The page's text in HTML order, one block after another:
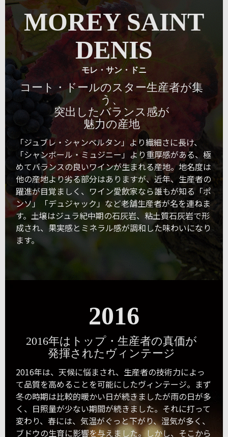
MOREY SAINT
DENIS
モレ・サン・ドニ
コート・ドールのスター生産者が集
う、
突出したバランス感が
魅力の産地
「ジュブレ・シャンベルタン」より繊細さに長け、
「シャンボール・ミュジニー」より重厚感がある、極
めてバランスの良いワインが生まれる産地。地名度は
他の産地より劣る部分はありますが、近年、生産者の
躍進が目覚ましく、ワイン愛飲家なら誰もが知る「ポ
ンソ」「デュジャック」など老舗生産者が名を連ねま
す。土壌はジュラ紀中期の石灰岩、粘土質石灰岩で形
成され、果実感とミネラル感が調和した味わいになり
ます。
2016
2016年はトップ・生産者の真価が
発揮されたヴィンテージ
2016年は、天候に悩まされ、生産者の技術力によっ
て品質を高めることを可能にしたヴィンテージ。まず
冬の時期は比較的暖かい日が続きましたが雨の日が多
く、日照量が少ない期間が続きました。それに打って
変わり、春には、気温がぐっと下がり、湿気が多く、
ブドウの生育に影響を与えました。しかし、そこから